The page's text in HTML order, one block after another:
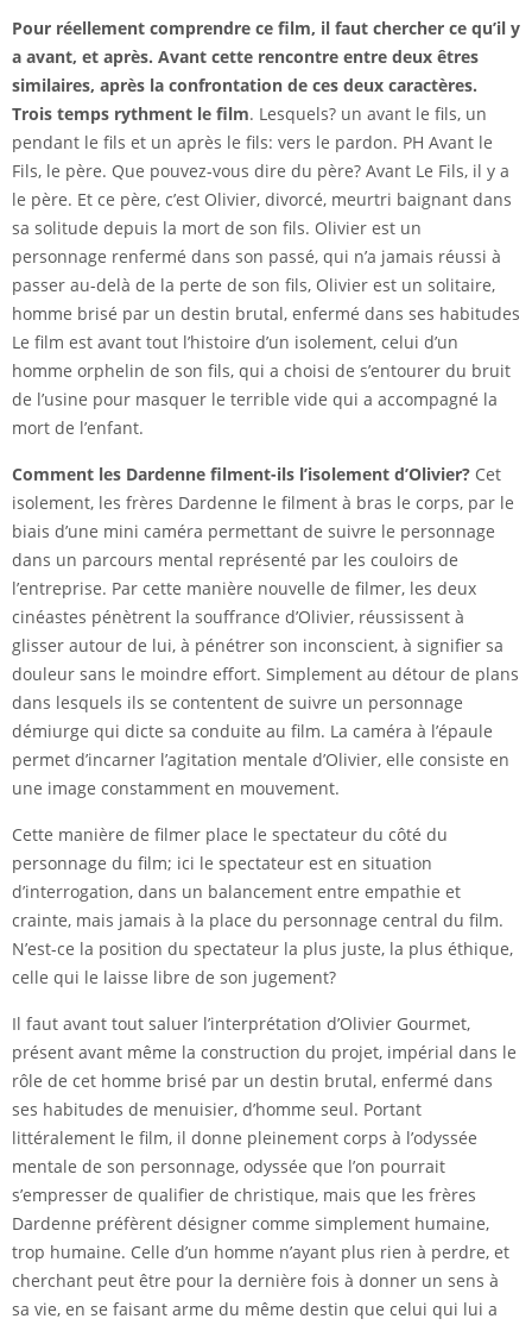
Pour réellement comprendre ce film, il faut chercher ce qu’il y
a avant, et après. Avant cette rencontre entre deux êtres
similaires, après la confrontation de ces deux caractères.
Trois temps rythment le film. Lesquels? un avant le fils, un
pendant le fils et un après le fils: vers le pardon. PH Avant le
Fils, le père. Que pouvez-vous dire du père? Avant Le Fils, il y a
le père. Et ce père, c’est Olivier, divorcé, meurtri baignant dans
sa solitude depuis la mort de son fils. Olivier est un
personnage renfermé dans son passé, qui n’a jamais réussi à
passer au-delà de la perte de son fils, Olivier est un solitaire,
homme brisé par un destin brutal, enfermé dans ses habitudes
Le film est avant tout l’histoire d’un isolement, celui d’un
homme orphelin de son fils, qui a choisi de s’entourer du bruit
de l’usine pour masquer le terrible vide qui a accompagné la
mort de l’enfant.
Comment les Dardenne filment-ils l’isolement d’Olivier? Cet
isolement, les frères Dardenne le filment à bras le corps, par le
biais d’une mini caméra permettant de suivre le personnage
dans un parcours mental représenté par les couloirs de
l’entreprise. Par cette manière nouvelle de filmer, les deux
cinéastes pénètrent la souffrance d’Olivier, réussissent à
glisser autour de lui, à pénétrer son inconscient, à signifier sa
douleur sans le moindre effort. Simplement au détour de plans
dans lesquels ils se contentent de suivre un personnage
démiurge qui dicte sa conduite au film. La caméra à l’épaule
permet d’incarner l’agitation mentale d’Olivier, elle consiste en
une image constamment en mouvement.
Cette manière de filmer place le spectateur du côté du
personnage du film; ici le spectateur est en situation
d’interrogation, dans un balancement entre empathie et
crainte, mais jamais à la place du personnage central du film.
N’est-ce la position du spectateur la plus juste, la plus éthique,
celle qui le laisse libre de son jugement?
Il faut avant tout saluer l’interprétation d’Olivier Gourmet,
présent avant même la construction du projet, impérial dans le
rôle de cet homme brisé par un destin brutal, enfermé dans
ses habitudes de menuisier, d’homme seul. Portant
littéralement le film, il donne pleinement corps à l’odyssée
mentale de son personnage, odyssée que l’on pourrait
s’empresser de qualifier de christique, mais que les frères
Dardenne préfèrent désigner comme simplement humaine,
trop humaine. Celle d’un homme n’ayant plus rien à perdre, et
cherchant peut être pour la dernière fois à donner un sens à
sa vie, en se faisant arme du même destin que celui qui lui a